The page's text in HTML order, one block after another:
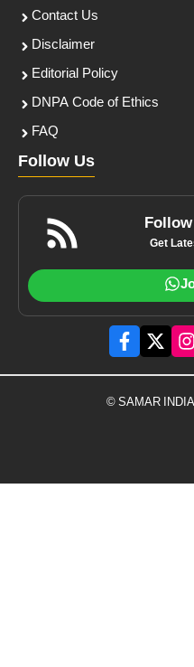
Contact Us
Disclaimer
Editorial Policy
DNPA Code of Ethics
FAQ
Follow Us
Get
© SAMAR